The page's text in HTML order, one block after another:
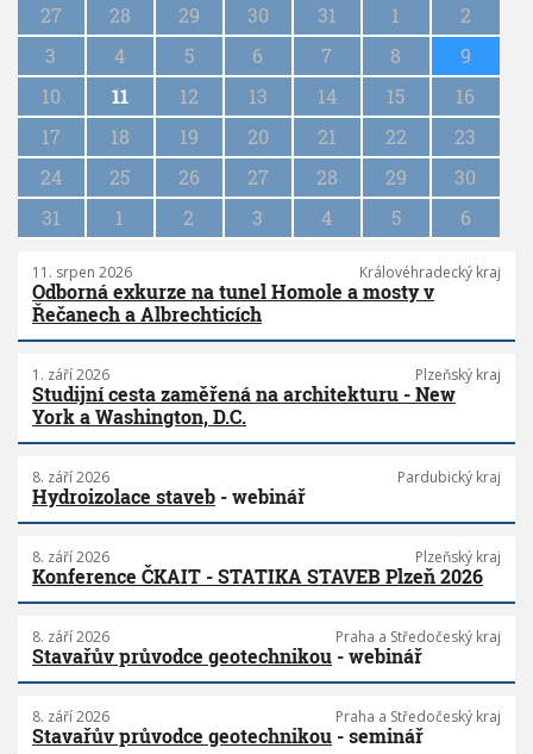
a
i
o
27
28 29 30 31 1
2
3
4 5 6 7 8
9
10
11 12 13 14 15
16
17
18 19 20 21 22
23
24
25 26 27 28 29
30
31
1 2 3 4 5 6
11. srpen 2026 Královéhradecký kraj
Odborná exkurze na tunel Homole a mosty v
Řečanech a Albrechticích
1. září 2026 Plzeňský kraj
Studijní cesta zaměřená na architekturu - New
York a Washington, D.C.
8. září 2026 Pardubický kraj
Hydroizolace staveb - webinář
8. září 2026 Plzeňský kraj
Konference ČKAIT - STATIKA STAVEB Plzeň 2026
8. září 2026 Praha a Středočeský kraj
Stavařův průvodce geotechnikou - webinář
8. září 2026 Praha a Středočeský kraj
Stavařův průvodce geotechnikou - seminář